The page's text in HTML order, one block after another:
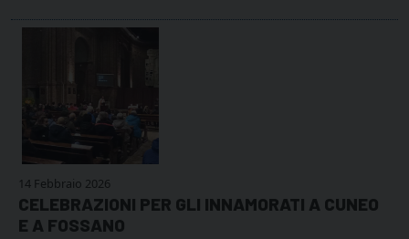
14 Febbraio 2026
CELEBRAZIONI PER GLI INNAMORATI A CUNEO
E A FOSSANO